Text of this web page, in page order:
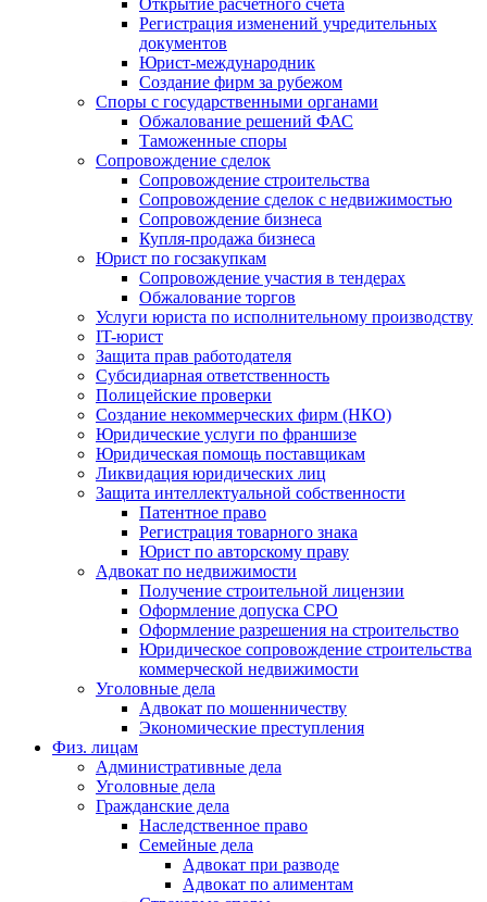
Открытие расчетного счета
Регистрация изменений учредительных
документов
Юрист-международник
Создание фирм за рубежом
Споры с государственными органами
Обжалование решений ФАС
Таможенные споры
Сопровождение сделок
Сопровождение строительства
Сопровождение сделок с недвижимостью
Сопровождение бизнеса
Купля-продажа бизнеса
Юрист по госзакупкам
Сопровождение участия в тендерах
Обжалование торгов
Услуги юриста по исполнительному производству
IT-юрист
Защита прав работодателя
Субсидиарная ответственность
Полицейские проверки
Создание некоммерческих фирм (НКО)
Юридические услуги по франшизе
Юридическая помощь поставщикам
Ликвидация юридических лиц
Защита интеллектуальной собственности
Патентное право
Регистрация товарного знака
Юрист по авторскому праву
Адвокат по недвижимости
Получение строительной лицензии
Оформление допуска СРО
Оформление разрешения на строительство
Юридическое сопровождение строительства
коммерческой недвижимости
Уголовные дела
Адвокат по мошенничеству
Экономические преступления
Физ. лицам
Административные дела
Уголовные дела
Гражданские дела
Наследственное право
Семейные дела
Адвокат при разводе
Адвокат по алиментам